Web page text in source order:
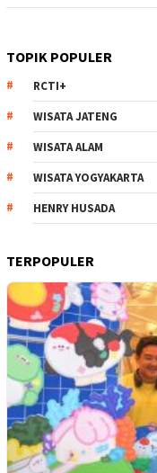
TOPIK POPULER
RCTI+
WISATA JATENG
WISATA ALAM
WISATA YOGYAKARTA
HENRY HUSADA
TERPOPULER